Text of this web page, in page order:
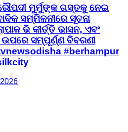
ମୁର୍ମୁଙ୍କ ଗସ୍ତକୁ ନେଇ
ସମ୍ମିଳନୀରେ ସୂଚନା
ଭି କୀର୍ତ୍ତି ଭାସନ, ଏବଂ
ସମ୍ପୂର୍ଣ୍ଣ ବିବରଣୀ
#berhampur